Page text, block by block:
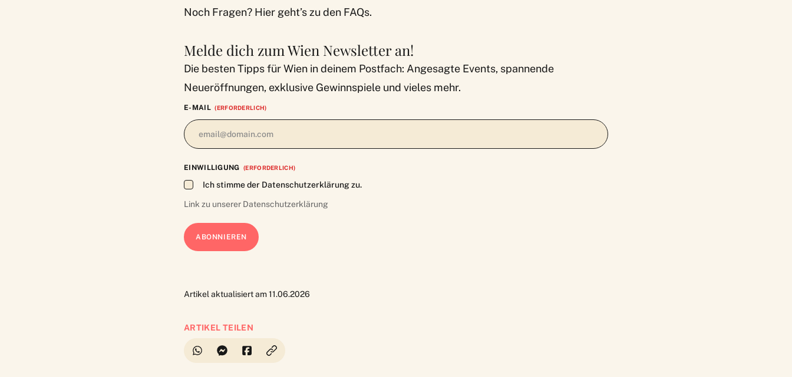
Noch Fragen? Hier geht’s zu den FAQs.
Melde dich zum Wien Newsletter an!
Die besten Tipps für Wien in deinem Postfach: Angesagte Events, spannende
Neueröffnungen, exklusive Gewinnspiele und vieles mehr.
E-MAIL (ERFORDERLICH)
EINWILLIGUNG (ERFORDERLICH)
Ich stimme der Datenschutzerklärung zu.
Link zu unserer Datenschutzerklärung
Artikel aktualisiert am 11.06.2026
ARTIKEL TEILEN